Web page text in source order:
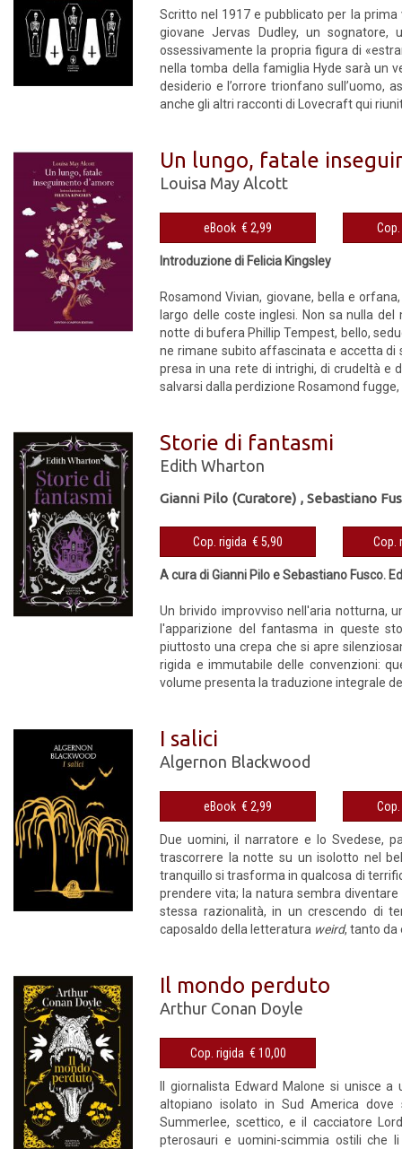
Scritto nel 1917 e pubblicato per la
giovane Jervas Dudley, un
ossessivamente la propria figura di
nella tomba della famiglia Hyde sarà un
desiderio e l’orrore trionfano sull’uomo,
anche gli altri racconti di Lovecraft qui
Un lungo, fatale
Louisa May Alcott
eBook € 2,99
Introduzione di Felicia Kingsley
Rosamond Vivian, giovane, bella e
largo delle coste inglesi. Non sa nulla
notte di bufera Phillip Tempest, bello,
ne rimane subito affascinata e accetta di
presa in una rete di intrighi, di crudeltà e
salvarsi dalla perdizione Rosamond
Storie di fantasmi
Edith Wharton
Gianni Pilo (Curatore) ,Sebastiano
Cop. rigida € 5,90
A cura di Gianni Pilo e Sebastiano Fusco.
Un brivido improvviso nell'aria notturna,
l'apparizione del fantasma in queste
piuttosto una crepa che si apre
rigida e immutabile delle convenzioni:
volume presenta la traduzione integrale
I salici
Algernon Blackwood
eBook € 2,99
Due uomini, il narratore e lo Svedese,
trascorrere la notte su un isolotto nel
tranquillo si trasforma in qualcosa di
prendere vita; la natura sembra
stessa razionalità, in un crescendo di
caposaldo della letteratura weird, tanto da
Il mondo perduto
Arthur Conan Doyle
Cop. rigida € 10,00
Il giornalista Edward Malone si unisce
altopiano isolato in Sud America
Summerlee, scettico, e il cacciatore
pterosauri e uomini-scimmia ostili che